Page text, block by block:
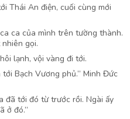
Thái An điện, cuối cùng mới
ca của mình trên tường thành.
gọi.
lạnh, vội vàng đi tới.
Bạch Vương phủ.” Minh Đức
đã tới đó từ trước rồi. Ngài ấy
ở đó.”